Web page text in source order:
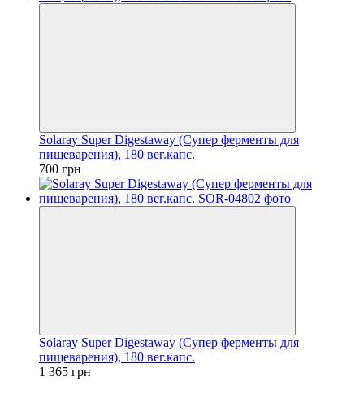
Solaray Super Digestaway (Супер ферменты для
пищеварения), 180 вег.капс.
700 грн
Solaray Super Digestaway (Супер ферменты для
пищеварения), 180 вег.капс.
1 365 грн